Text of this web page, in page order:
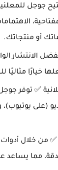
جوجل
أو منتجاتك.
الانتشار
خيارًا
✅ توفر
(على
مما يساعد